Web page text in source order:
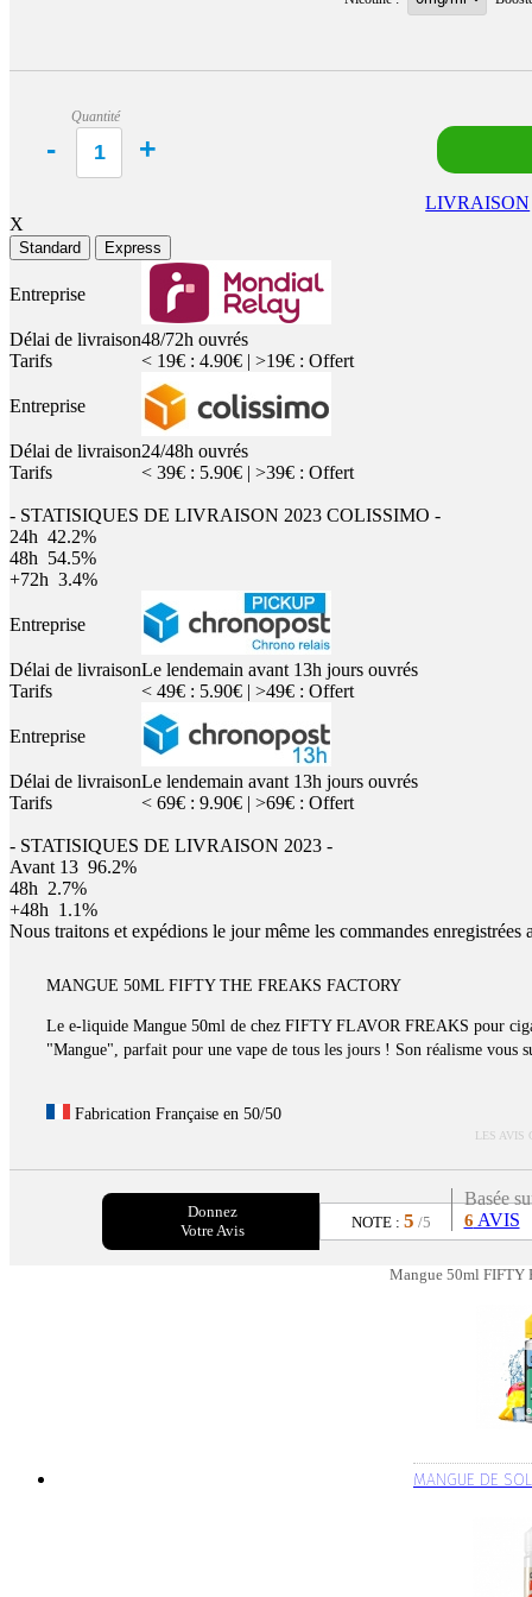
Quantité
LIVRAISON
X
Standard Express
Entreprise
Délai de livraison48/72h ouvrés
Tarifs
< 19€ : 4.90€ | >19€ : Offert
Entreprise
Délai de livraison24/48h ouvrés
Tarifs
< 39€ : 5.90€ | >39€ : Offert
- STATISIQUES DE LIVRAISON 2023 COLISSIMO -
24h 42.2%
48h 54.5%
+72h 3.4%
Entreprise
Délai de livraisonLe lendemain avant 13h jours ouvrés
Tarifs
< 49€ : 5.90€ | >49€ : Offert
Entreprise
Délai de livraisonLe lendemain avant 13h jours ouvrés
Tarifs
< 69€ : 9.90€ | >69€ : Offert
- STATISIQUES DE LIVRAISON 2023 -
Avant 13 96.2%
48h 2.7%
+48h 1.1%
Nous traitons et expédions le jour même les commandes
MANGUE 50ML FIFTY THE FREAKS FACTORY
Le e-liquide Mangue 50ml de chez FIFTY FLAVOR FREAKS pour
"Mangue", parfait pour une vape de tous les jours ! Son réalisme vous
Fabrication Française en 50/50
LES AVIS
Donnez
Votre Avis
NOTE : 5 /5
Basée
6 AVIS
Mangue 50ml FIFTY
MANGUE DE